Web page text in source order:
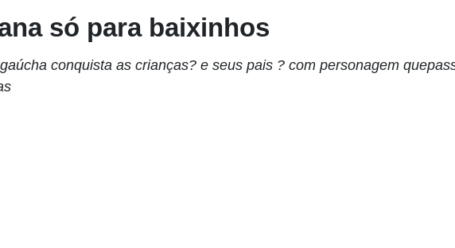
só para baixinhos
conquista as crianças? e seus pais ? com personagem